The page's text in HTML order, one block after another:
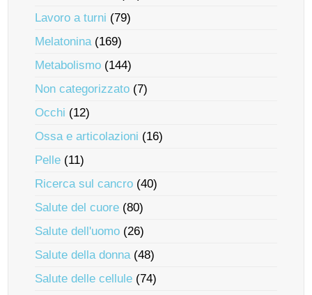
Lavoro a turni (79)
Melatonina(169)
Metabolismo (144)
Non categorizzato (7)
Occhi (12)
Ossa e articolazioni (16)
Pelle (11)
Ricerca sul cancro (40)
Salute del cuore (80)
Salute dell'uomo (26)
Salute della donna(48)
Salute delle cellule (74)